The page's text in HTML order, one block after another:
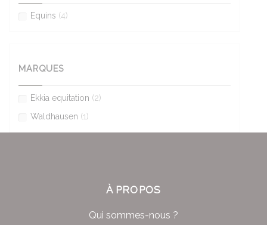
Equins (4)
MARQUES
Ekkia equitation (2)
Waldhausen (1)
À PROPOS
Qui sommes-nous ?